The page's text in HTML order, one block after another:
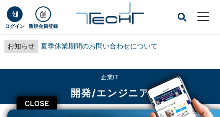
ログイン 新規会員登録
お知らせ 夏季休業期間のお問い合わせについて
CLOSE
企業IT
開発/エンジニア